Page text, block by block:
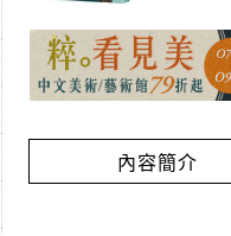
內容簡介